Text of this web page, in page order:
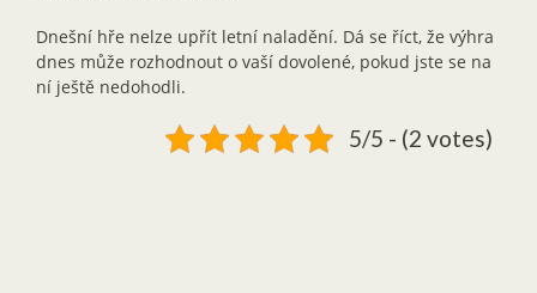
Dnešní hře nelze upřít letní naladění. Dá se říct, že výhra
dnes může rozhodnout o vaší dovolené, pokud jste se na
ní ještě nedohodli.
5/5 - (2 votes)